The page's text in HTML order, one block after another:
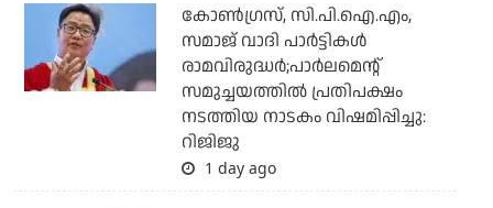
കോണ്‍ഗ്രസ്, സി.പി.ഐ.എം,
സമാജ് വാദി പാര്‍ട്ടികള്‍
രാമവിരുദ്ധര്‍;പാര്‍ലമെന്റ്
സമുച്ചയത്തില്‍ പ്രതിപക്ഷം
നടത്തിയ നാടകം വിഷമിപ്പിച്ചു:
റിജിജു
1 day ago